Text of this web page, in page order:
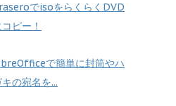
でisoをらくらくDVD
ピー！
で簡単に封筒やハ
キの宛名を...